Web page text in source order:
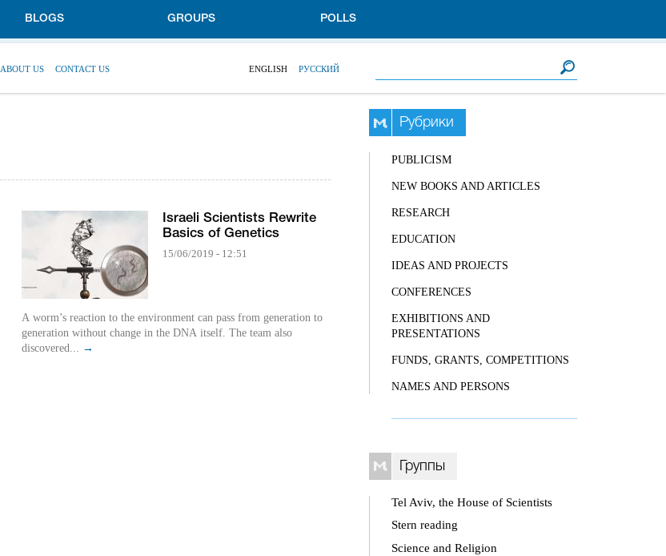
BLOGS GROUPS POLLS
ABOUT US CONTACT US ENGLISH РУССКИЙ
Israeli Scientists Rewrite
Basics of Genetics
15/06/2019 - 12:51
A worm’s reaction to the environment can pass from generation to
generation without change in the DNA itself. The team also
discovered... →
Рубрики
PUBLICISM
NEW BOOKS AND ARTICLES
RESEARCH
EDUCATION
IDEAS AND PROJECTS
CONFERENCES
EXHIBITIONS AND
PRESENTATIONS
FUNDS, GRANTS, COMPETITIONS
NAMES AND PERSONS
Группы
Tel Aviv, the House of Scientists
Stern reading
Science and Religion